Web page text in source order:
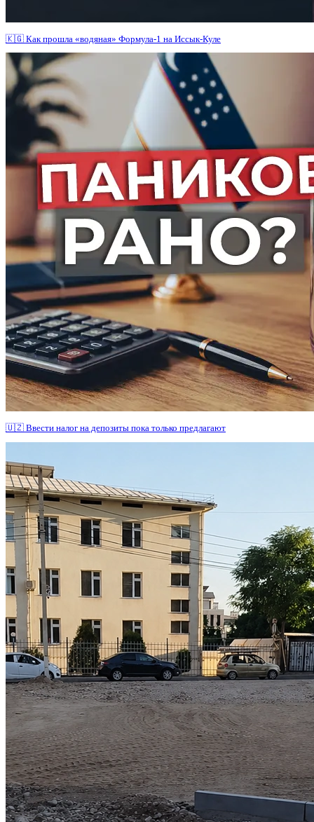
🇰🇬 Как прошла «водяная» Формула-1 на Иссык-Куле
🇺🇿 Ввести налог на депозиты пока только предлагают